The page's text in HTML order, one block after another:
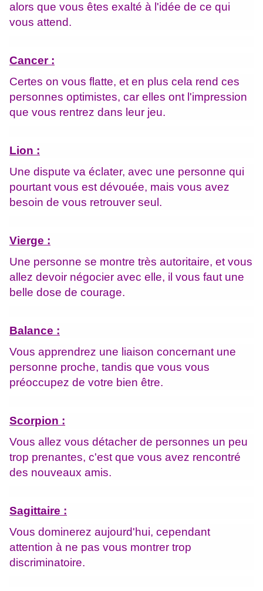
alors que vous êtes exalté à l'idée de ce qui
vous attend.
Cancer :
Certes on vous flatte, et en plus cela rend ces
personnes optimistes, car elles ont l'impression
que vous rentrez dans leur jeu.
Lion :
Une dispute va éclater, avec une personne qui
pourtant vous est dévouée, mais vous avez
besoin de vous retrouver seul.
Vierge :
Une personne se montre très autoritaire, et vous
allez devoir négocier avec elle, il vous faut une
belle dose de courage.
Balance :
Vous apprendrez une liaison concernant une
personne proche, tandis que vous vous
préoccupez de votre bien être.
Scorpion :
Vous allez vous détacher de personnes un peu
trop prenantes, c'est que vous avez rencontré
des nouveaux amis.
Sagittaire :
Vous dominerez aujourd'hui, cependant
attention à ne pas vous montrer trop
discriminatoire.